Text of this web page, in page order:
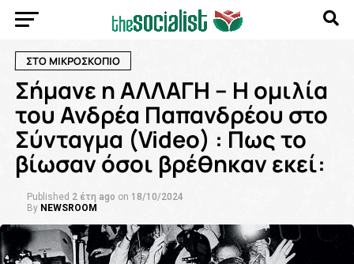
ΣΤΟ ΜΙΚΡΟΣΚΟΠΙΟ
Σήμανε η ΑΛΛΑΓΗ – Η ομιλία
του Ανδρέα Παπανδρέου στο
Σύνταγμα (Video) : Πως το
βίωσαν όσοι βρέθηκαν εκεί:
Published 2 έτη ago on 18/10/2024
By NEWSROOM